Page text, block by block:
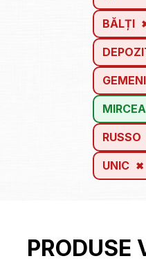
BĂLȚI
GEMENI
MIRCEA
RUSSO
UNIC
PRODUSE